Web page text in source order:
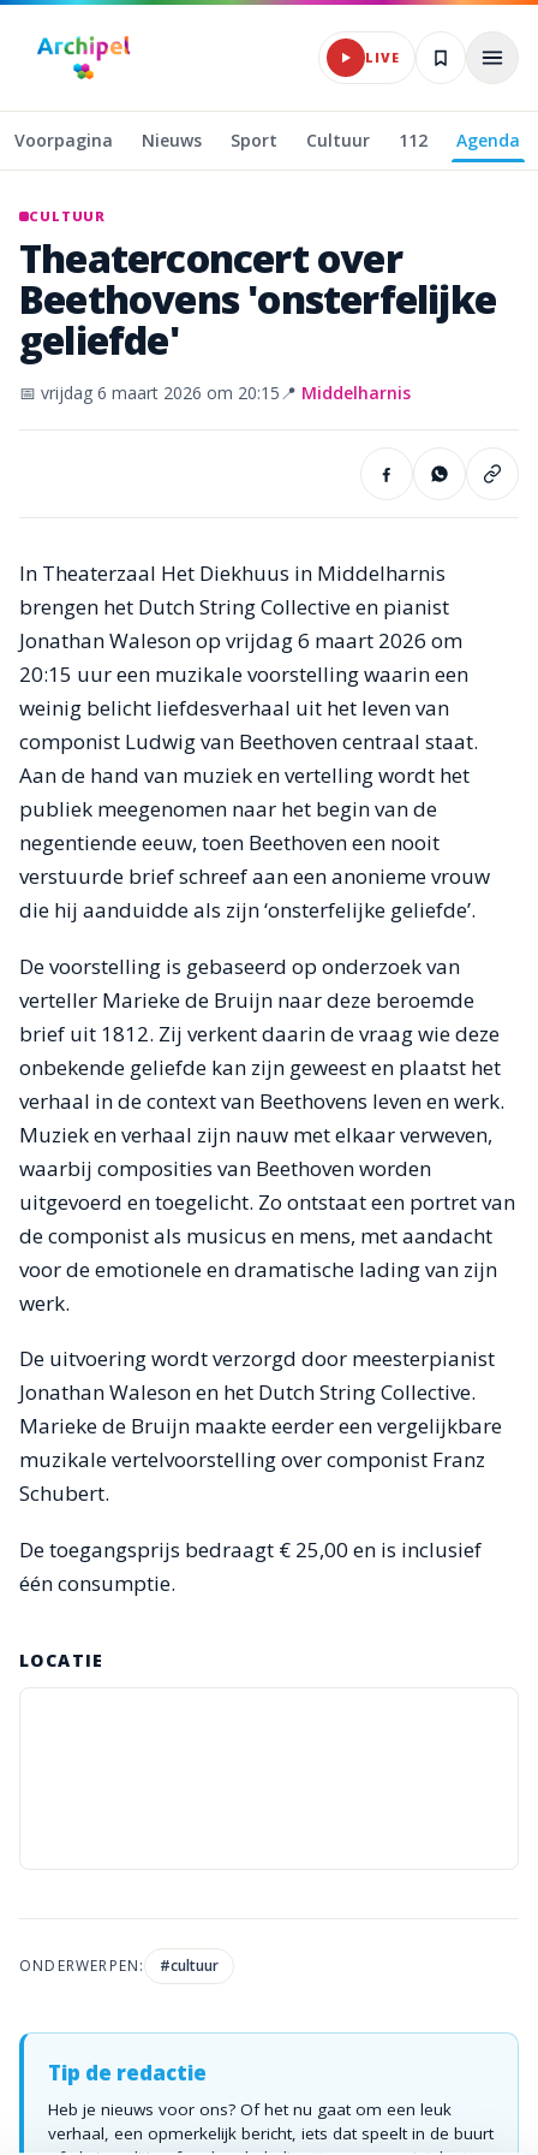
Naar hoofdinhoud
LIVE Archipel Klassiek
Voorpagina Nieuws Sport Cultuur 112 Agenda
CULTUUR
Theaterconcertover
Beethovens 'onsterfelijke
geliefde'
📅 vrijdag 6 maart 2026 om 20:15📍 Middelharnis
In Theaterzaal Het Diekhuus in Middelharnis
brengen het Dutch String Collective en pianist
Jonathan Waleson op vrijdag 6 maart 2026 om
20:15 uur een muzikale voorstelling waarin een
weinig belicht liefdesverhaal uit het leven van
componist Ludwig van Beethoven centraal staat.
Aan de hand van muziek en vertelling wordt het
publiek meegenomen naar het begin van de
negentiende eeuw, toen Beethoven een nooit
verstuurde brief schreef aan een anonieme vrouw
die hij aanduidde als zijn ‘onsterfelijke geliefde’.
De voorstelling is gebaseerd op onderzoek van
verteller Marieke de Bruijn naar deze beroemde
brief uit 1812. Zij verkent daarin de vraag wie deze
onbekende geliefde kan zijn geweest en plaatst het
verhaal in de context van Beethovens leven en werk.
Muziek en verhaal zijn nauw met elkaar verweven,
waarbij composities van Beethoven worden
uitgevoerd en toegelicht. Zo ontstaat een portret van
de componist als musicus en mens, met aandacht
voor de emotionele en dramatische lading van zijn
werk.
De uitvoering wordt verzorgd door meesterpianist
Jonathan Waleson en het Dutch String Collective.
Marieke de Bruijn maakte eerder een vergelijkbare
muzikale vertelvoorstelling over componist Franz
Schubert.
De toegangsprijs bedraagt € 25,00 en is inclusief
één consumptie.
LOCATIE
ONDERWERPEN: #cultuur
Tip de redactie
Heb je nieuws voor ons? Of het nu gaat om een leuk
verhaal, een opmerkelijk bericht, iets dat speelt in de buurt